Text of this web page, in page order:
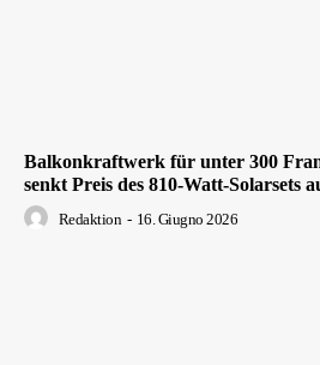
Balkonkraftwerk für unter 300
senkt Preis des 810-Watt-Solarsets
Redaktion - 16. Giugno 2026